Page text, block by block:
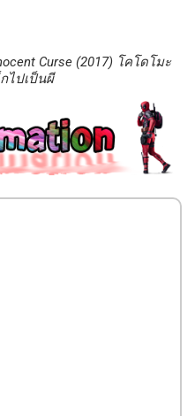
Curse (2017) โคโดโมะ
ไปเป็นผี